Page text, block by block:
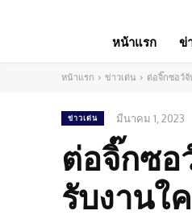
หน้าแรก ข่
หน้าแรก ข่าวเด่น ต่อจิ๊กซอว์จั
ข่าวเด่น มีนาคม 1, 2023
ต่อจิ๊กซอ
รับงานใ